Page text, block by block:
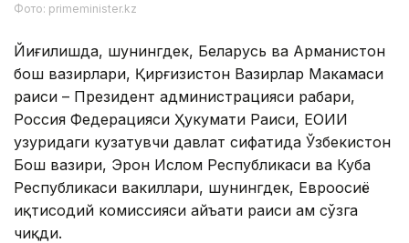
Фото: primeminister.kz
Йиғилишда, шунингдек, Беларусь ва Арманистон
бош вазирлари, Қирғизистон Вазирлар Маҳкамаси
раиси – Президент администрацияси раҳбари,
Россия Федерацияси Ҳукумати Раиси, ЕОИИ
ҳузуридаги кузатувчи давлат сифатида Ўзбекистон
Бош вазири, Эрон Ислом Республикаси ва Куба
Республикаси вакиллари, шунингдек, Евроосиё
иқтисодий комиссияси ҳайъати раиси ҳам сўзга
чиқди.